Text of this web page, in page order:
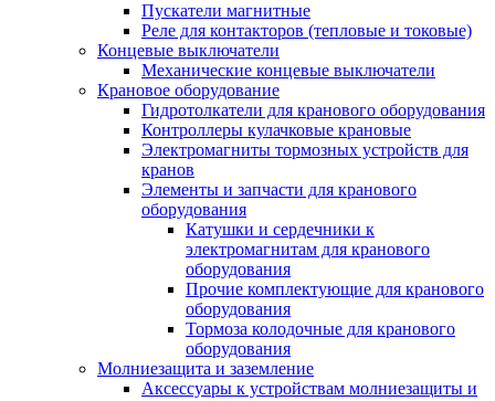
Пускатели магнитные
Реле для контакторов (тепловые и токовые)
Концевые выключатели
Механические концевые выключатели
Крановое оборудование
Гидротолкатели для кранового оборудования
Контроллеры кулачковые крановые
Электромагниты тормозных устройств для
кранов
Элементы и запчасти для кранового
оборудования
Катушки и сердечники к
электромагнитам для кранового
оборудования
Прочие комплектующие для кранового
оборудования
Тормоза колодочные для кранового
оборудования
Молниезащита и заземление
Аксессуары к устройствам молниезащиты и